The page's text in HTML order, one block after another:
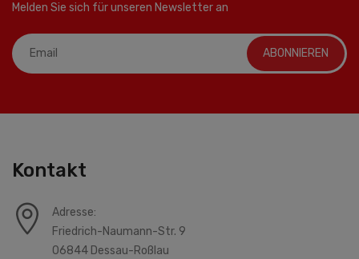
Melden Sie sich für unseren Newsletter an
ABONNIEREN
Kontakt
Adresse:
Friedrich-Naumann-Str. 9
06844 Dessau-Roßlau